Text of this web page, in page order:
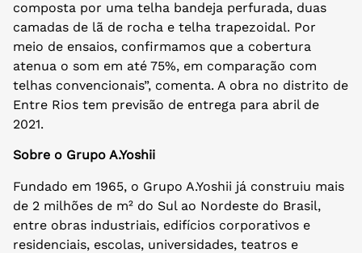
composta por uma telha bandeja perfurada, duas
camadas de lã de rocha e telha trapezoidal. Por
meio de ensaios, confirmamos que a cobertura
atenua o som em até 75%, em comparação com
telhas convencionais”, comenta. A obra no distrito de
Entre Rios tem previsão de entrega para abril de
2021.
Sobre o Grupo A.Yoshii
Fundado em 1965, o Grupo A.Yoshii já construiu mais
de 2 milhões de m² do Sul ao Nordeste do Brasil,
entre obras industriais, edifícios corporativos e
residenciais, escolas, universidades, teatros e